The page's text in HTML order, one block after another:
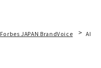
Forbes JAPAN BrandVoice AIが